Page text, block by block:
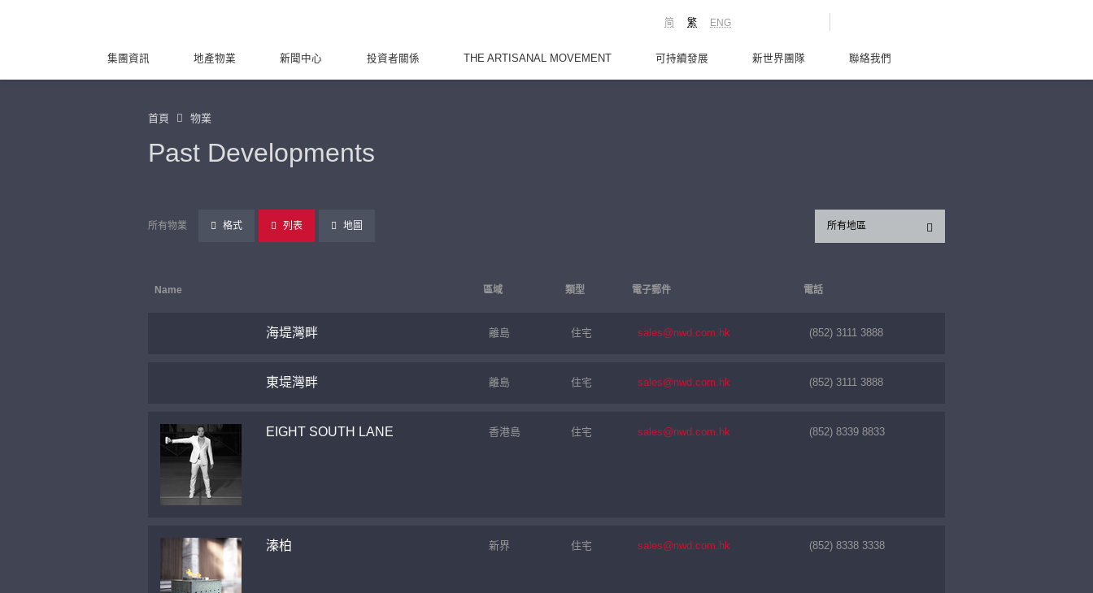
ENG
繁
简
集團資訊 地產物業 新聞中心 投資者關係 THE ARTISANAL MOVEMENT 可持續發展 新世界團隊 聯絡我們
首頁 物業
Past Developments
所有物業 格式 列表 地圖 所有地區
Name 區域 類型 電子郵件 電話
海堤灣畔 離島 住宅 sales@nwd.com.hk (852) 3111 3888
東堤灣畔 離島 住宅 sales@nwd.com.hk (852) 3111 3888
EIGHT SOUTH LANE 香港島 住宅 sales@nwd.com.hk (852) 8339 8833
溱柏 新界 住宅 sales@nwd.com.hk (852) 8338 3338